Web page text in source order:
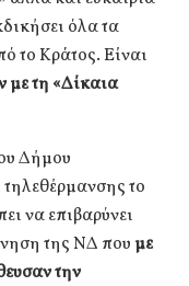
όλα τα
το Κράτος. Είναι
με τη «Δίκαια
Δήμου
το
να επιβαρύνει
της ΝΔ που με
την